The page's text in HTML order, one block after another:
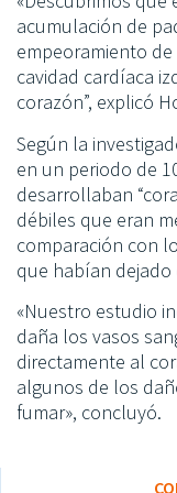
acumulación de
empeoramiento
cavidad cardíaca
corazón”, explicó
Según la
en un periodo de
desarrollaban
débiles que eran
comparación con
que habían
«Nuestro estudio
daña los vasos
directamente al
algunos de los
fumar», concluyó.